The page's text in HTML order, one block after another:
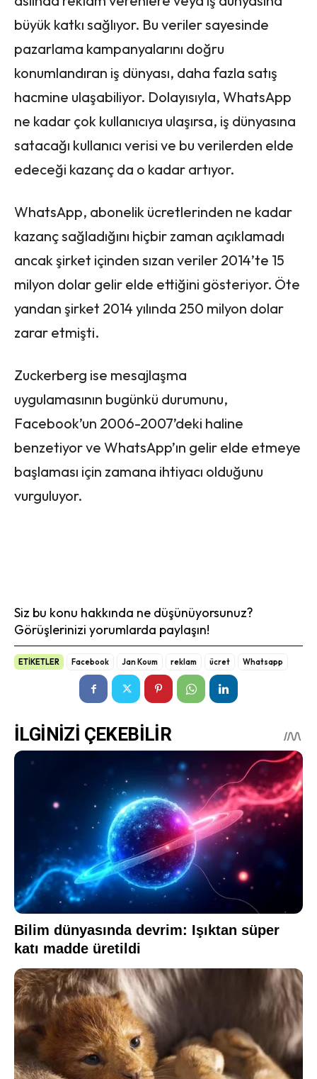
büyük katkı sağlıyor. Bu veriler sayesinde
pazarlama kampanyalarını doğru
konumlandıran iş dünyası, daha fazla satış
hacmine ulaşabiliyor. Dolayısıyla, WhatsApp
ne kadar çok kullanıcıya ulaşırsa, iş dünyasına
satacağı kullanıcı verisi ve bu verilerden elde
edeceği kazanç da o kadar artıyor.
WhatsApp, abonelik ücretlerinden ne kadar
kazanç sağladığını hiçbir zaman açıklamadı
ancak şirket içinden sızan veriler 2014’te 15
milyon dolar gelir elde ettiğini gösteriyor. Öte
yandan şirket 2014 yılında 250 milyon dolar
zarar etmişti.
Zuckerberg ise mesajlaşma
uygulamasının bugünkü durumunu,
Facebook’un 2006-2007’deki haline
benzetiyor ve WhatsApp’ın gelir elde etmeye
başlaması için zamana ihtiyacı olduğunu
vurguluyor.
Siz bu konu hakkında ne düşünüyorsunuz?
Görüşlerinizi yorumlarda paylaşın!
ETİKETLER Facebook Jan Koum reklam ücret Whatsapp